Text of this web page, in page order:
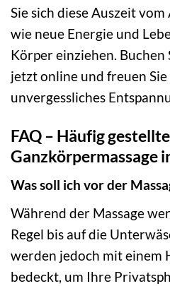
Sie sich diese Auszeit
wie neue Energie und
Körper einziehen. Buchen
jetzt online und freuen Sie
unvergessliches
FAQ – Häufig
Ganzkörpermassage
Was soll ich vor der
Während der Massage
Regel bis auf die
werden jedoch mit einem
bedeckt, um Ihre